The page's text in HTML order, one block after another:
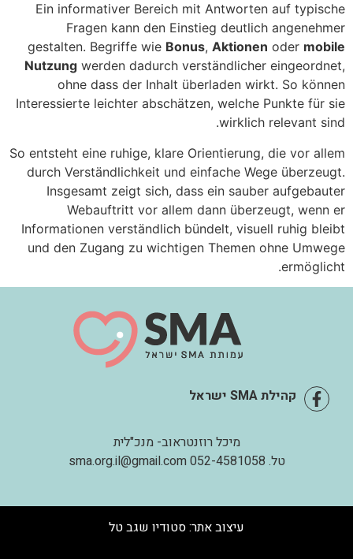
Ein informativer Bereich mit Antworten auf typische
Fragen kann den Einstieg deutlich angenehmer
gestalten. Begriffe wie Bonus, Aktionen oder mobile
Nutzung werden dadurch verständlicher eingeordnet,
ohne dass der Inhalt überladen wirkt. So können
Interessierte leichter abschätzen, welche Punkte für sie
wirklich relevant sind.
So entsteht eine ruhige, klare Orientierung, die vor allem
durch Verständlichkeit und einfache Wege überzeugt.
Insgesamt zeigt sich, dass ein sauber aufgebauter
Webauftritt vor allem dann überzeugt, wenn er
Informationen verständlich bündelt, visuell ruhig bleibt
und den Zugang zu wichtigen Themen ohne Umwege
ermöglicht.
קהילת SMA ישראל
מיכל רוזנטראוב- מנכ"לית
טל. 052-4581058
sma.org.il@gmail.com
עיצוב אתר:סטודיו שגב טל